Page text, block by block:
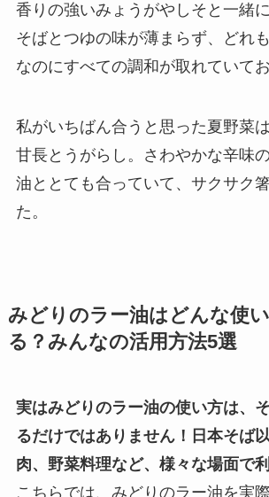
香りの強いみょうがやしそと一緒
そばとつゆの味が薄まらず、どれ
なのにすべての調和が取れていて
私がいちばん合うと思った夏野菜
甘長とうがらし。さわやかな辛味
油ととても合っていて、サクサク
た。
みどりのラー油はどんな使
る？みんなの活用方法5選
実はみどりのラー油の使い方は、
るだけではありません！日本そば
肉、野菜料理など、様々な場面で
こちらでは、みどりのラー油を実